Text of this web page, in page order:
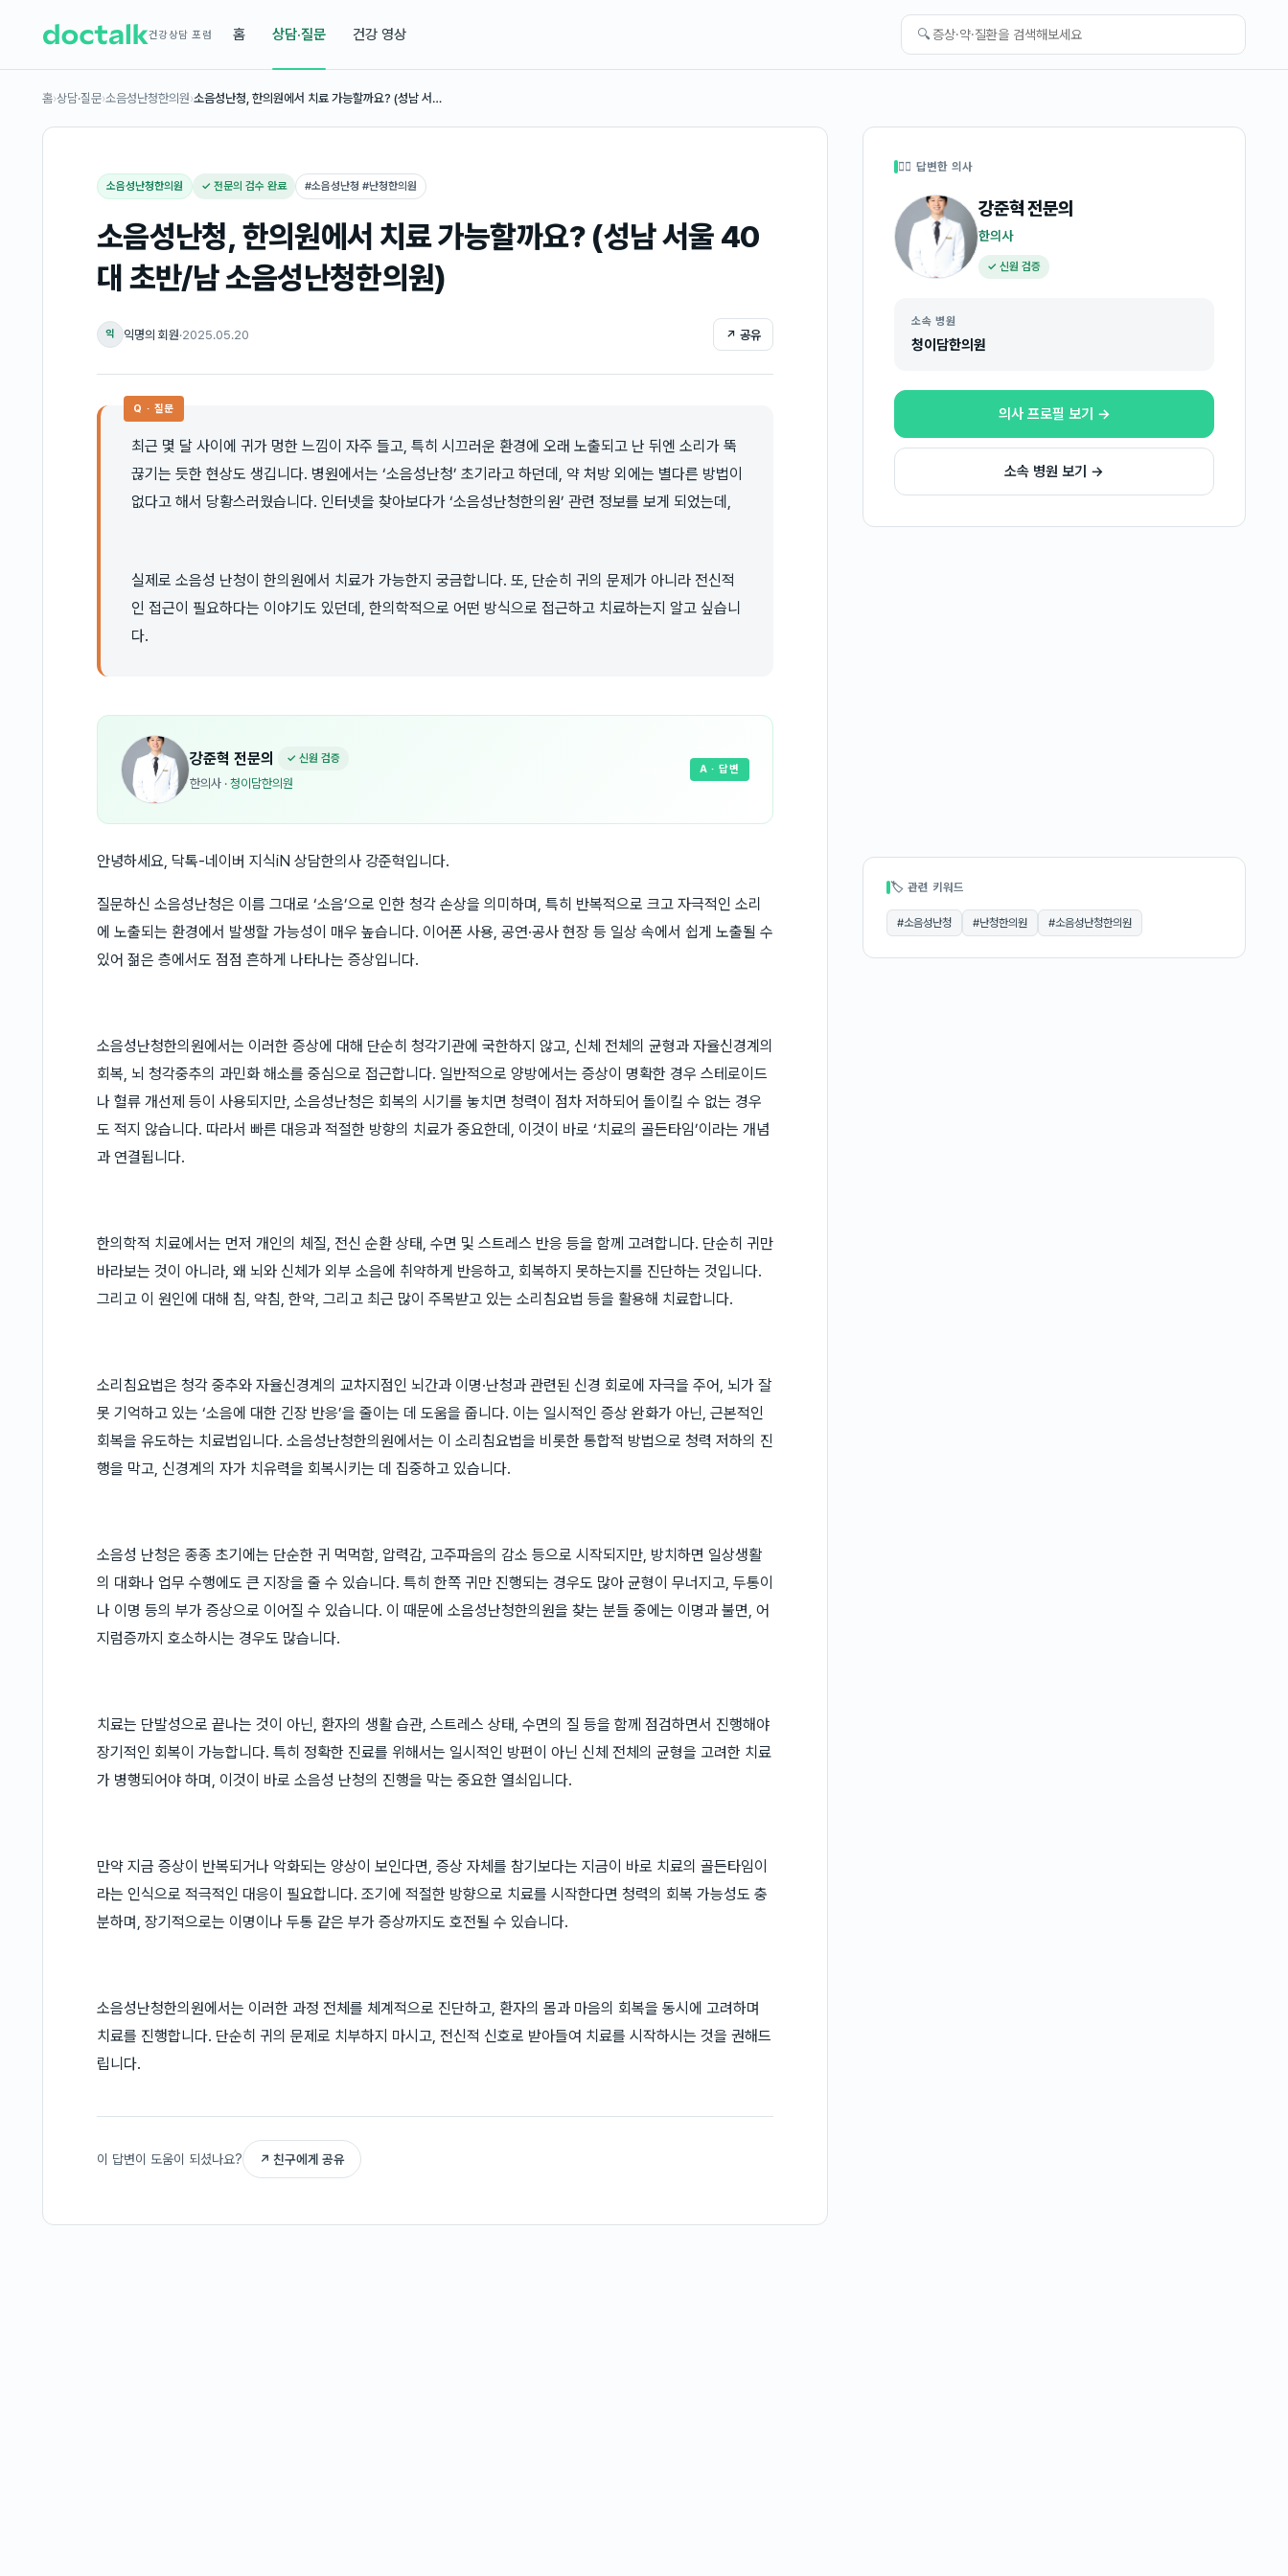
건강상담 포럼 홈 상담·질문 건강 영상 🔍
홈›상담·질문›소음성난청한의원›소음성난청, 한의원에서 치료 가능할까요? (성남 서…
소음성난청한의원 ✓ 전문의 검수 완료 #소음성난청 #난청한의원
소음성난청, 한의원에서 치료 가능할까요? (성남 서울 40
대 초반/남 소음성난청한의원)
익 익명의 회원·2025.05.20 ↗ 공유
Q · 질문
최근 몇 달 사이에 귀가 멍한 느낌이 자주 들고, 특히 시끄러운 환경에 오래 노출되고 난 뒤엔 소리가 뚝
끊기는 듯한 현상도 생깁니다. 병원에서는 ‘소음성난청’ 초기라고 하던데, 약 처방 외에는 별다른 방법이
없다고 해서 당황스러웠습니다. 인터넷을 찾아보다가 ‘소음성난청한의원’ 관련 정보를 보게 되었는데,
실제로 소음성 난청이 한의원에서 치료가 가능한지 궁금합니다. 또, 단순히 귀의 문제가 아니라 전신적
인 접근이 필요하다는 이야기도 있던데, 한의학적으로 어떤 방식으로 접근하고 치료하는지 알고 싶습니
다.
강준혁 전문의 ✓ 신원 검증
한의사 · 청이담한의원
A · 답변
안녕하세요, 닥톡-네이버 지식iN 상담한의사 강준혁입니다.
질문하신 소음성난청은 이름 그대로 ‘소음’으로 인한 청각 손상을 의미하며, 특히 반복적으로 크고 자극적인 소리
에 노출되는 환경에서 발생할 가능성이 매우 높습니다. 이어폰 사용, 공연·공사 현장 등 일상 속에서 쉽게 노출될 수
있어 젊은 층에서도 점점 흔하게 나타나는 증상입니다.
소음성난청한의원에서는 이러한 증상에 대해 단순히 청각기관에 국한하지 않고, 신체 전체의 균형과 자율신경계의
회복, 뇌 청각중추의 과민화 해소를 중심으로 접근합니다. 일반적으로 양방에서는 증상이 명확한 경우 스테로이드
나 혈류 개선제 등이 사용되지만, 소음성난청은 회복의 시기를 놓치면 청력이 점차 저하되어 돌이킬 수 없는 경우
도 적지 않습니다. 따라서 빠른 대응과 적절한 방향의 치료가 중요한데, 이것이 바로 ‘치료의 골든타임’이라는 개념
과 연결됩니다.
한의학적 치료에서는 먼저 개인의 체질, 전신 순환 상태, 수면 및 스트레스 반응 등을 함께 고려합니다. 단순히 귀만
바라보는 것이 아니라, 왜 뇌와 신체가 외부 소음에 취약하게 반응하고, 회복하지 못하는지를 진단하는 것입니다.
그리고 이 원인에 대해 침, 약침, 한약, 그리고 최근 많이 주목받고 있는 소리침요법 등을 활용해 치료합니다.
소리침요법은 청각 중추와 자율신경계의 교차지점인 뇌간과 이명·난청과 관련된 신경 회로에 자극을 주어, 뇌가 잘
못 기억하고 있는 ‘소음에 대한 긴장 반응’을 줄이는 데 도움을 줍니다. 이는 일시적인 증상 완화가 아닌, 근본적인
회복을 유도하는 치료법입니다. 소음성난청한의원에서는 이 소리침요법을 비롯한 통합적 방법으로 청력 저하의 진
행을 막고, 신경계의 자가 치유력을 회복시키는 데 집중하고 있습니다.
소음성 난청은 종종 초기에는 단순한 귀 먹먹함, 압력감, 고주파음의 감소 등으로 시작되지만, 방치하면 일상생활
의 대화나 업무 수행에도 큰 지장을 줄 수 있습니다. 특히 한쪽 귀만 진행되는 경우도 많아 균형이 무너지고, 두통이
나 이명 등의 부가 증상으로 이어질 수 있습니다. 이 때문에 소음성난청한의원을 찾는 분들 중에는 이명과 불면, 어
지럼증까지 호소하시는 경우도 많습니다.
치료는 단발성으로 끝나는 것이 아닌, 환자의 생활 습관, 스트레스 상태, 수면의 질 등을 함께 점검하면서 진행해야
장기적인 회복이 가능합니다. 특히 정확한 진료를 위해서는 일시적인 방편이 아닌 신체 전체의 균형을 고려한 치료
가 병행되어야 하며, 이것이 바로 소음성 난청의 진행을 막는 중요한 열쇠입니다.
만약 지금 증상이 반복되거나 악화되는 양상이 보인다면, 증상 자체를 참기보다는 지금이 바로 치료의 골든타임이
라는 인식으로 적극적인 대응이 필요합니다. 조기에 적절한 방향으로 치료를 시작한다면 청력의 회복 가능성도 충
분하며, 장기적으로는 이명이나 두통 같은 부가 증상까지도 호전될 수 있습니다.
소음성난청한의원에서는 이러한 과정 전체를 체계적으로 진단하고, 환자의 몸과 마음의 회복을 동시에 고려하며
치료를 진행합니다. 단순히 귀의 문제로 치부하지 마시고, 전신적 신호로 받아들여 치료를 시작하시는 것을 권해드
립니다.
이 답변이 도움이 되셨나요? ↗ 친구에게 공유
👩‍⚕️ 답변한 의사
강준혁전문의
한의사
✓ 신원 검증
소속 병원
청이담한의원
의사 프로필 보기 →
소속 병원 보기 →
🏷 관련 키워드
#소음성난청 #난청한의원 #소음성난청한의원